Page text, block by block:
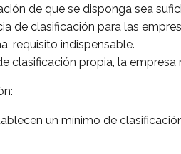
de que se disponga sea
de clasificación para las
requisito indispensable.
clasificación propia, la
un mínimo de